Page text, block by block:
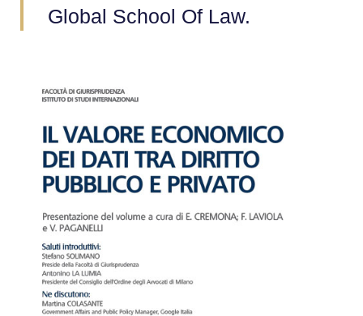
Global School Of Law.